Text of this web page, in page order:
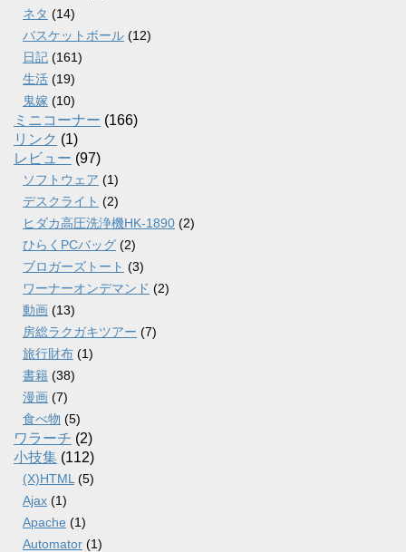
ネタ (14)
バスケットボール (12)
日記 (161)
生活 (19)
鬼嫁 (10)
ミニコーナー (166)
リンク (1)
レビュー (97)
ソフトウェア (1)
デスクライト (2)
ヒダカ高圧洗浄機HK-1890 (2)
ひらくPCバッグ (2)
ブロガーズトート (3)
ワーナーオンデマンド (2)
動画 (13)
房総ラクガキツアー (7)
旅行財布 (1)
書籍 (38)
漫画 (7)
食べ物 (5)
ワラーチ (2)
小技集 (112)
(X)HTML (5)
Ajax (1)
Apache (1)
Automator (1)